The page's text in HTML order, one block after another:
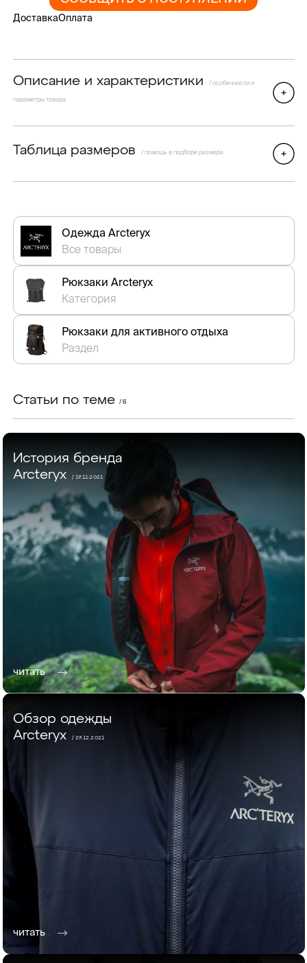
ДоставкаОплата
Описание и характеристики / особенности и
параметры товара
Таблица размеров / помощь в подборе размера
Одежда Arcteryx
Все товары
Рюкзаки Arcteryx
Категория
Рюкзаки для активного отдыха
Раздел
Статьи по теме / 6
История бренда
Arcteryx
/ 17.11.2021
читать
Обзор одежды
Arcteryx
/ 27.12.2021
читать